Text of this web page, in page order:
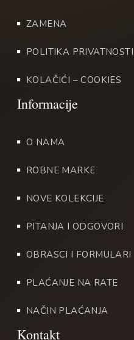
ZAMENA
POLITIKA PRIVATNOSTI
KOLAČIĆI – COOKIES
O NAMA
ROBNE MARKE
NOVE KOLEKCIJE
PITANJA I ODGOVORI
OBRASCI I FORMULARI
PLAĆANJE NA RATE
NAČIN PLAĆANJA